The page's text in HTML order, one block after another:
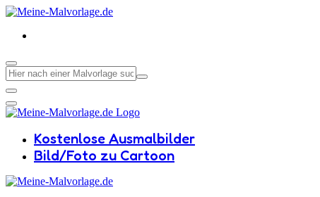
Kostenlose Ausmalbilder
Bild/Foto zu Cartoon